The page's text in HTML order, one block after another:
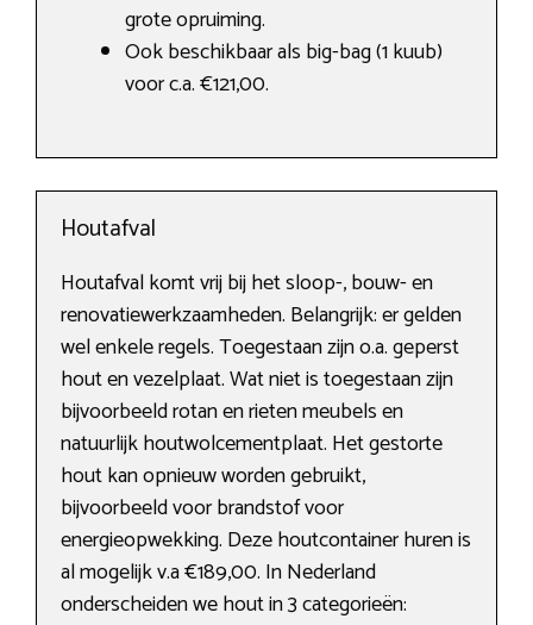
grote opruiming.
Ook beschikbaar als big-bag (1 kuub)
voor c.a. €121,00.
Houtafval
Houtafval komt vrij bij het sloop-, bouw- en
renovatiewerkzaamheden. Belangrijk: er gelden
wel enkele regels. Toegestaan zijn o.a. geperst
hout en vezelplaat. Wat niet is toegestaan zijn
bijvoorbeeld rotan en rieten meubels en
natuurlijk houtwolcementplaat. Het gestorte
hout kan opnieuw worden gebruikt,
bijvoorbeeld voor brandstof voor
energieopwekking. Deze houtcontainer huren is
al mogelijk v.a €189,00. In Nederland
onderscheiden we hout in 3 categorieën: